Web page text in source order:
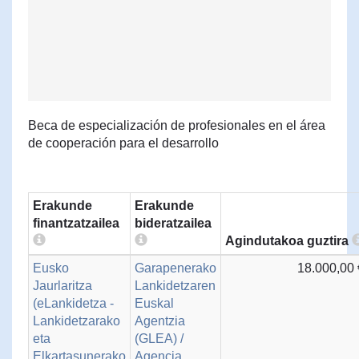
Beca de especialización de profesionales en el área
de cooperación para el desarrollo
Erakunde
finantzatzailea
Erakunde
bideratzailea
Agindutakoa guztira
Eusko
Jaurlaritza
(eLankidetza -
Lankidetzarako
eta
Elkartasunerako
Garapenerako
Lankidetzaren
Euskal
Agentzia
(GLEA) /
Agencia
18.000,00